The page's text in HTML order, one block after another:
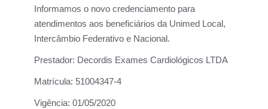
Informamos o novo credenciamento para
atendimentos aos beneficiários da Unimed Local,
Intercâmbio Federativo e Nacional.
Prestador: Decordis Exames Cardiológicos LTDA
Matrícula: 51004347-4
Vigência: 01/05/2020